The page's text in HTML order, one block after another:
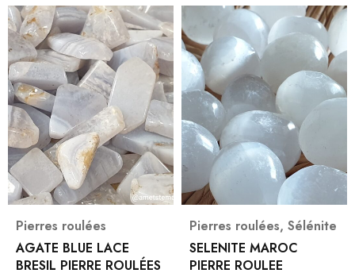
Pierres roulées
AGATE BLUE LACE
BRESIL PIERRE ROULÉES
Pierres roulées, Sélénite
SELENITE MAROC
PIERRE ROULEE